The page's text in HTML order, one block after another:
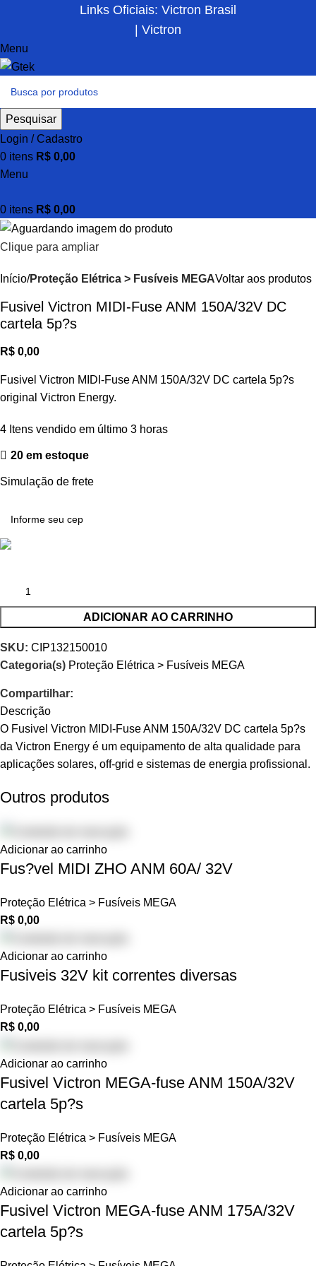
Links Oficiais: Victron Brasil
| Victron
Menu
Pesquisar
Login / Cadastro
0 itens R$ 0,00
Menu
0 itens R$ 0,00
Clique para ampliar
Início Proteção Elétrica > Fusíveis MEGAVoltar aos produtos
Fusivel Victron MIDI-Fuse ANM 150A/32V DC
cartela 5p?s
R$ 0,00
Fusivel Victron MIDI-Fuse ANM 150A/32V DC cartela 5p?s
original Victron Energy.
4 Itens vendido em último 3 horas
20 em estoque
Simulação de frete
ADICIONAR AO CARRINHO
SKU: CIP132150010
Categoria(s) Proteção Elétrica > Fusíveis MEGA
Compartilhar:
Descrição
O Fusivel Victron MIDI-Fuse ANM 150A/32V DC cartela 5p?s
da Victron Energy é um equipamento de alta qualidade para
aplicações solares, off-grid e sistemas de energia profissional.
Outros produtos
Adicionar ao carrinho
Fus?vel MIDI ZHO ANM 60A/ 32V
Proteção Elétrica > Fusíveis MEGA
R$ 0,00
Adicionar ao carrinho
Fusiveis 32V kit correntes diversas
Proteção Elétrica > Fusíveis MEGA
R$ 0,00
Adicionar ao carrinho
Fusivel Victron MEGA-fuse ANM 150A/32V
cartela 5p?s
Proteção Elétrica > Fusíveis MEGA
R$ 0,00
Adicionar ao carrinho
Fusivel Victron MEGA-fuse ANM 175A/32V
cartela 5p?s